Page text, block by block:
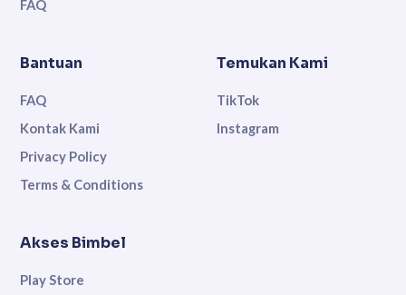
FAQ
Bantuan
FAQ
Kontak Kami
Privacy Policy
Terms & Conditions
Temukan Kami
TikTok
Instagram
Akses Bimbel
Play Store